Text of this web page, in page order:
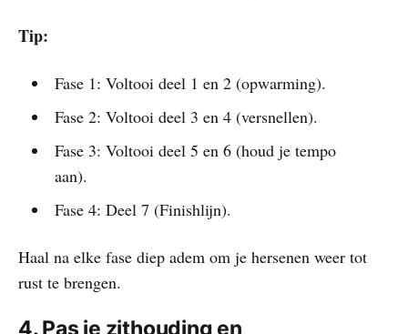
Tip:
Fase 1: Voltooi deel 1 en 2 (opwarming).
Fase 2: Voltooi deel 3 en 4 (versnellen).
Fase 3: Voltooi deel 5 en 6 (houd je tempo
aan).
Fase 4: Deel 7 (Finishlijn).
Haal na elke fase diep adem om je hersenen weer tot
rust te brengen.
4. Pas je zithouding en